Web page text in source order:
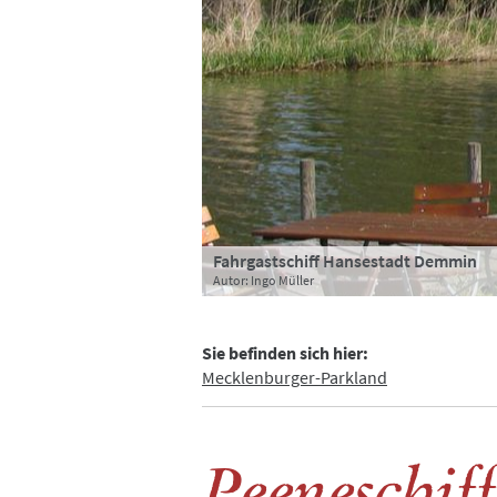
Fahrgastschiff Hansestadt Demmin
Autor: Ingo Müller
Unsere Schiffe auf der Peene-dem
Autor: Ingo Müller
MS Hansestadt Demmin und MS
Autor: Ingo Müller
Sie befinden sich hier:
Mecklenburger-Parkland